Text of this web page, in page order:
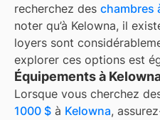
recherchez des chambres
noter qu’à Kelowna, il
loyers sont
explorer ces options est
Équipements à
Lorsque vous cherchez
1000 $ à Kelowna,